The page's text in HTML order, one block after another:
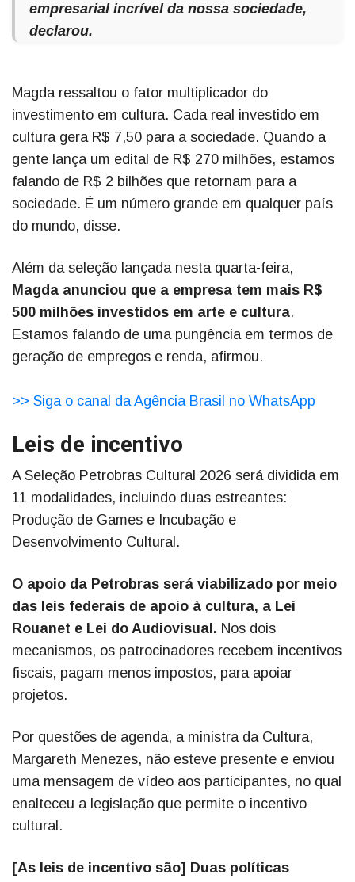
empresarial incrível da nossa sociedade,
declarou.
Magda ressaltou o fator multiplicador do
investimento em cultura. Cada real investido em
cultura gera R$ 7,50 para a sociedade. Quando a
gente lança um edital de R$ 270 milhões, estamos
falando de R$ 2 bilhões que retornam para a
sociedade. É um número grande em qualquer país
do mundo, disse.
Além da seleção lançada nesta quarta-feira,
Magda anunciou que a empresa tem mais R$
500 milhões investidos em arte e cultura.
Estamos falando de uma pungência em termos de
geração de empregos e renda, afirmou.
>> Siga o canal da Agência Brasil no WhatsApp
Leis de incentivo
A Seleção Petrobras Cultural 2026 será dividida em
11 modalidades, incluindo duas estreantes:
Produção de Games e Incubação e
Desenvolvimento Cultural.
O apoio da Petrobras será viabilizado por meio
das leis federais de apoio à cultura, a Lei
Rouanet e Lei do Audiovisual. Nos dois
mecanismos, os patrocinadores recebem incentivos
fiscais, pagam menos impostos, para apoiar
projetos.
Por questões de agenda, a ministra da Cultura,
Margareth Menezes, não esteve presente e enviou
uma mensagem de vídeo aos participantes, no qual
enalteceu a legislação que permite o incentivo
cultural.
[As leis de incentivo são] Duas políticas